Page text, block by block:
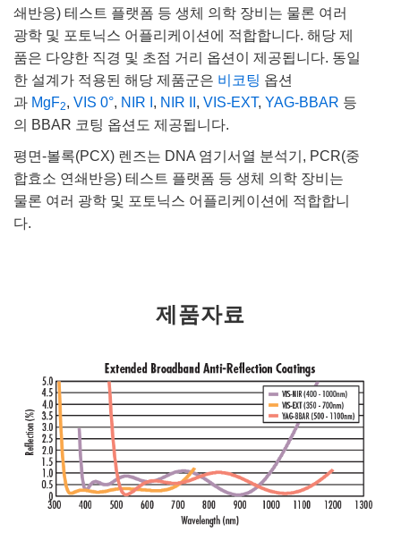
쇄반응) 테스트 플랫폼 등 생체 의학 장비는 물론 여러
광학 및 포토닉스 어플리케이션에 적합합니다. 해당 제
품은 다양한 직경 및 초점 거리 옵션이 제공됩니다. 동일
한 설계가 적용된 해당 제품군은 비코팅 옵션
과 MgF2, VIS 0°, NIR I , NIR II , VIS-EXT, YAG-BBAR 등
의 BBAR 코팅 옵션도 제공됩니다.
평면-볼록(PCX) 렌즈는 DNA 염기서열 분석기, PCR(중
합효소 연쇄반응) 테스트 플랫폼 등 생체 의학 장비는
물론 여러 광학 및 포토닉스 어플리케이션에 적합합니
다.
제품자료